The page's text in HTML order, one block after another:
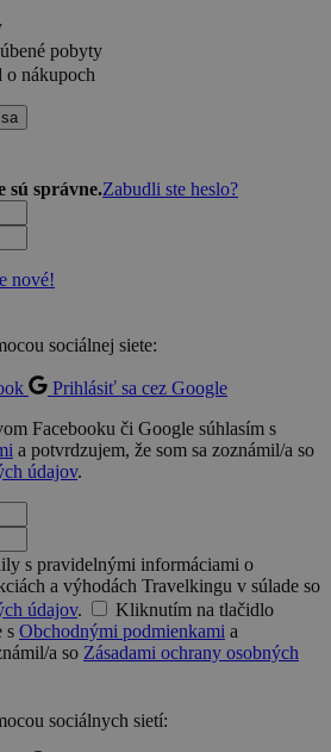
pobyty
o nákupoch
sú správne.Zabudli ste heslo?
nové!
sociálnej siete:
Prihlásiť sa cez Google
Facebooku či Google súhlasím s
a potvrdzujem, že som sa zoznámil/a so
údajov.
s pravidelnými informáciami o
a výhodách Travelkingu v súlade so
údajov.
Kliknutím na tlačidlo
s Obchodnými podmienkami a
a so Zásadami ochrany osobných
sociálnych sietí: